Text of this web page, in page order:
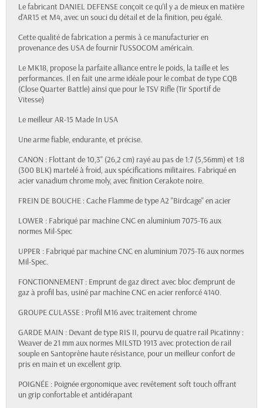
Le fabricant DANIEL DEFENSEconçoit ce qu'il y a de mieux en matière
d'AR15 et M4, avec un souci du détail et de la finition, peu égalé.
Cette qualité de fabrication a permis à ce manufacturier en
provenance des USA de fournir l'USSOCOM américain.
Le MK18, propose la parfaite alliance entre le poids, la taille et les
performances. Il en fait une arme idéale pour le combat de type CQB
(Close Quarter Battle) ainsi que pour le TSV Rifle (Tir Sportif de
Vitesse)
Le meilleur AR-15 Made In USA
Une arme fiable, endurante, et précise.
CANON : Flottant de 10,3'' (26,2 cm) rayé au pas de 1:7 (5,56mm) et 1:8
(300 BLK) martelé à froid, aux spécifications militaires. Fabriqué en
acier vanadium chrome moly, avec finition Cerakote noire.
FREIN DE BOUCHE : Cache Flamme de type A2 "Birdcage" en acier
LOWER : Fabriqué par machine CNC en aluminium 7075-T6 aux
normes Mil-Spec
UPPER : Fabriqué par machine CNC en aluminium 7075-T6 aux normes
Mil-Spec.
FONCTIONNEMENT : Emprunt de gaz direct avec bloc d'emprunt de
gaz à profil bas, usiné par machine CNC en acier renforcé 4140.
GROUPE CULASSE : Profil M16 avec traitement chrome
GARDE MAIN : Devant de type RIS II, pourvu de quatre rail Picatinny :
Weaver de 21 mm aux normes MILSTD 1913 avec protection de rail
souple en Santoprène haute résistance, pour un meilleur confort de
pris en main et un excellent grip.
POIGNÉE : Poignée ergonomique avec revêtement soft touch offrant
un grip confortable et antidérapant